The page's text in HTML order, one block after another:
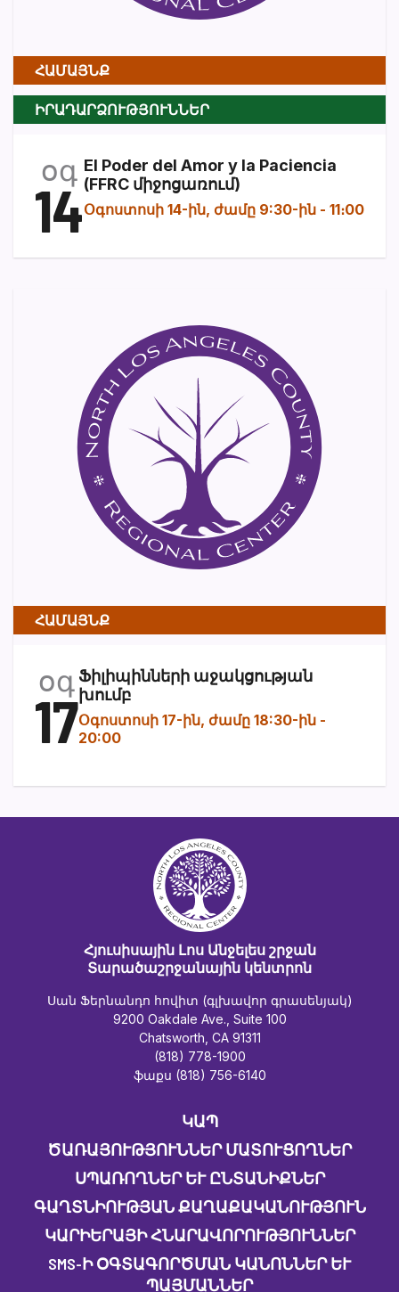
ՀԱՄԱՅՆՔ
ԻՐԱԴԱՐՁՈՒԹՅՈՒՆՆԵՐ
օգ
14
El Poder del Amor y la Paciencia
(FFRC միջոցառում)
Օգոստոսի 14-ին, ժամը 9:30-ին - 11։00
ՀԱՄԱՅՆՔ
օգ
17
Ֆիլիպինների աջակցության
խումբ
Օգոստոսի 17-ին, ժամը 18:30-ին -
20:00
Հյուսիսային Լոս Անջելես շրջան
Տարածաշրջանային կենտրոն
Սան Ֆերնանդո հովիտ (գլխավոր գրասենյակ)
9200 Oakdale Ave., Suite 100
Chatsworth, CA 91311
(818) 778-1900
ֆաքս (818) 756-6140
ԿԱՊ
ԾԱՌԱՅՈՒԹՅՈՒՆՆԵՐ ՄԱՏՈՒՑՈՂՆԵՐ
ՍՊԱՌՈՂՆԵՐ ԵՒ ԸՆՏԱՆԻՔՆԵՐ
ԳԱՂՏՆԻՈՒԹՅԱՆ ՔԱՂԱՔԱԿԱՆՈՒԹՅՈՒՆ
ԿԱՐԻԵՐԱՅԻ ՀՆԱՐԱՎՈՐՈՒԹՅՈՒՆՆԵՐ
SMS-Ի ՕԳՏԱԳՈՐԾՄԱՆ ԿԱՆՈՆՆԵՐ ԵՒ Պ
ԱՅՄԱՆՆԵՐ